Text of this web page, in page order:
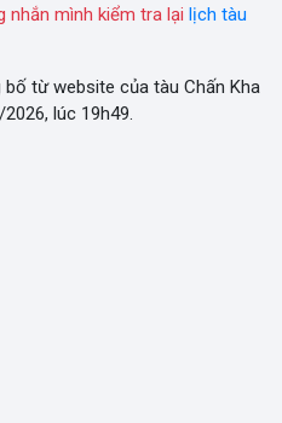
nhắn mình kiểm tra lại lịch tàu
từ website của tàu Chấn Kha
lúc 19h49.